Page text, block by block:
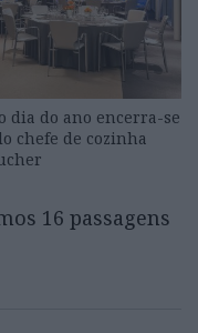
dia do ano encerra-se
chefe de cozinha
16 passagens